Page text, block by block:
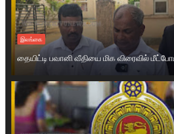
இலங்கை
தையிட்டி பவானி வீதியை மிக விரைவில்